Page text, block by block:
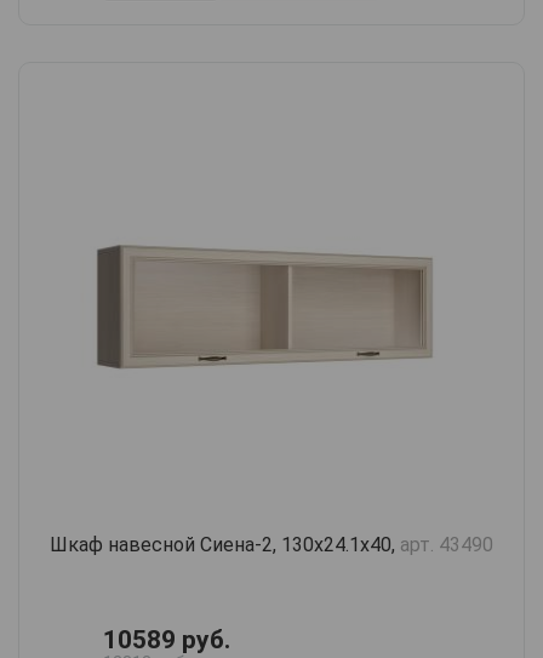
Шкаф навесной Сиена-2, 130х24.1х40, арт. 43490
10589 руб.